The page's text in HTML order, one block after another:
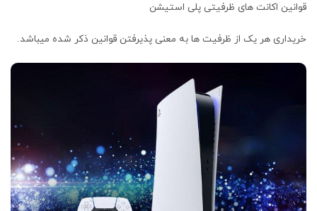
قوانین اکانت های ظرفیتی پلی استیشن
خریداری هر یک از ظرفیت ها به معنی پذیرفتن قوانین ذکر شده میباشد.